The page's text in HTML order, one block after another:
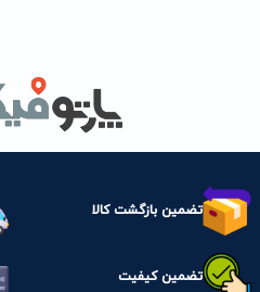
تضمین بازگشت کالا
تضمین کیفیت